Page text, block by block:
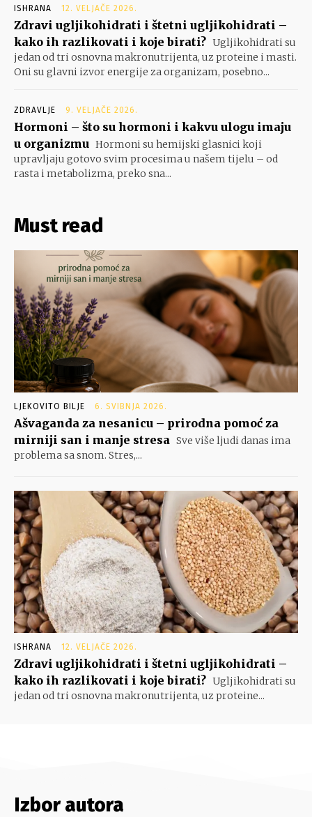
ISHRANA 12. VELJAČE 2026.
Zdravi ugljikohidrati i štetni ugljikohidrati –
kako ih razlikovati i koje birati? Ugljikohidrati su
jedan od tri osnovna makronutrijenta, uz proteine i masti.
Oni su glavni izvor energije za organizam, posebno...
ZDRAVLJE 9. VELJAČE 2026.
Hormoni – što su hormoni i kakvu ulogu imaju
u organizmu Hormoni su hemijski glasnici koji
upravljaju gotovo svim procesima u našem tijelu – od
rasta i metabolizma, preko sna...
Must read
LJEKOVITO BILJE 6. SVIBNJA 2026.
Ašvaganda za nesanicu – prirodna pomoć za
mirniji san i manje stresa Sve više ljudi danas ima
problema sa snom. Stres,...
ISHRANA 12. VELJAČE 2026.
Zdravi ugljikohidrati i štetni ugljikohidrati –
kako ih razlikovati i koje birati? Ugljikohidrati su
jedan od tri osnovna makronutrijenta, uz proteine...
Izbor autora